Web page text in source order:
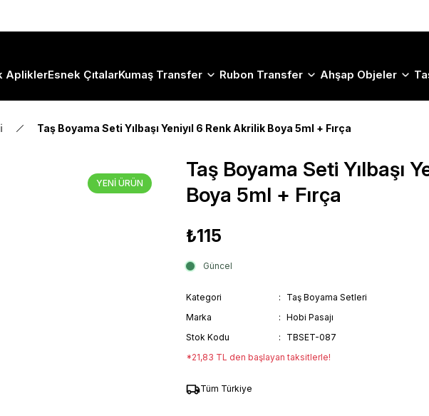
ApliklerEsnek ÇıtalarKumaş Transfer Rubon Transfer Ahşap Objeler
Taş Boyama Seti Yılbaşı Yeniyıl 6 Renk Akrilik Boya 5ml + Fırça
YENİ ÜRÜN
Taş Boyama Seti Yılbaşı
Boya 5ml + Fırça
₺115
Güncel
Kategori
Taş Boyama Setleri
Marka
Hobi Pasajı
Stok Kodu
TBSET-087
*21,83 TL den başlayan taksitlerle!
Tüm Türkiye